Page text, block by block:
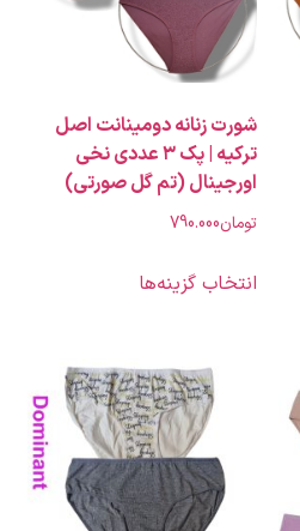
شورت زنانه دومینانت اصل
ترکیه | پک ۳ عددی نخی
اورجینال (تم گل صورتی)
790.000
انتخاب گزینه‌ها